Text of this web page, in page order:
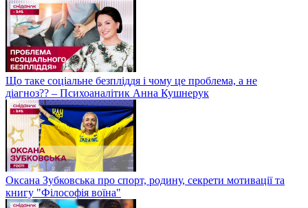
Що таке соціальне безпліддя і чому це проблема, а не
діагноз?? – Психоаналітик Анна Кушнерук
Оксана Зубковська про спорт, родину, секрети мотивації та
книгу "Філософія воїна"